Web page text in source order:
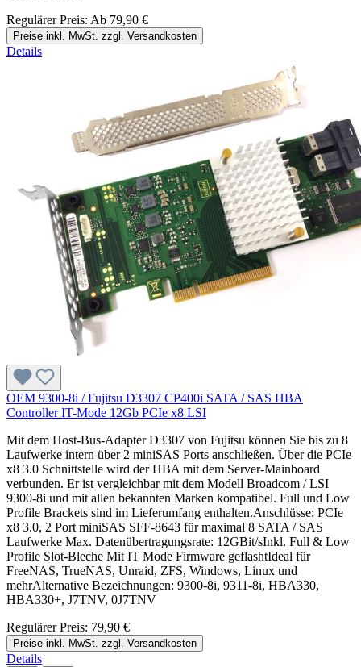
Regulärer Preis: Ab 79,90 €
Preise inkl. MwSt. zzgl. Versandkosten
Details
OEM 9300-8i / Fujitsu D3307 CP400i SATA / SAS HBA
Controller IT-Mode 12Gb PCIe x8 LSI
Mit dem Host-Bus-Adapter D3307 von Fujitsu können Sie bis zu 8
Laufwerke intern über 2 miniSAS Ports anschließen. Über die PCIe
x8 3.0 Schnittstelle wird der HBA mit dem Server-Mainboard
verbunden. Er ist vergleichbar mit dem Modell Broadcom / LSI
9300-8i und mit allen bekannten Marken kompatibel. Full und Low
Profile Brackets sind im Lieferumfang enthalten.Anschlüsse: PCIe
x8 3.0, 2 Port miniSAS SFF-8643 für maximal 8 SATA / SAS
Laufwerke Max. Datenübertragungsrate: 12GBit/sInkl. Full & Low
Profile Slot-Bleche Mit IT Mode Firmware geflashtIdeal für
FreeNAS, TrueNAS, Unraid, ZFS, Windows, Linux und
mehrAlternative Bezeichnungen: 9300-8i, 9311-8i, HBA330,
HBA330+, J7TNV, 0J7TNV
Regulärer Preis: 79,90 €
Preise inkl. MwSt. zzgl. Versandkosten
Details